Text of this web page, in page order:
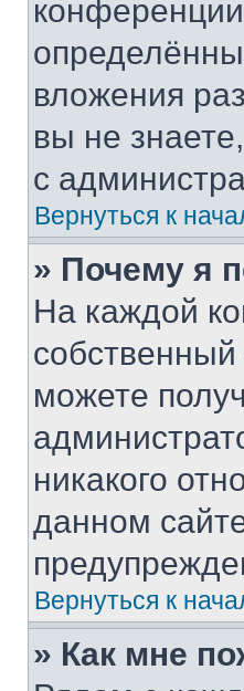
вложения
вы не
с
Вернуться к
» Почему я
На каждой
можете
никакого
данном
Вернуться к
» Как мне